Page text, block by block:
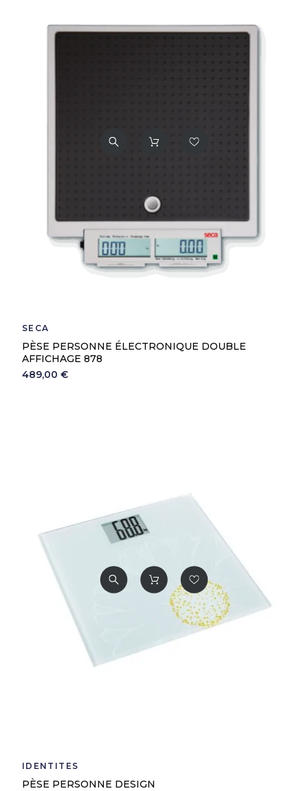
SECA
PÈSE PERSONNE ÉLECTRONIQUE DOUBLE
AFFICHAGE 878
489,00 €
IDENTITÉS
PÈSE PERSONNE DESIGN